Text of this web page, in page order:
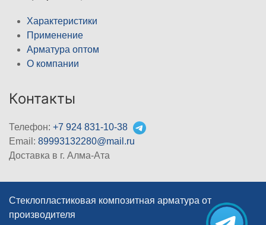
Характеристики
Применение
Арматура оптом
О компании
Контакты
Телефон: +7 924 831-10-38
Email: 89993132280@mail.ru
Доставка в г. Алма-Ата
Стеклопластиковая композитная арматура от
производителя